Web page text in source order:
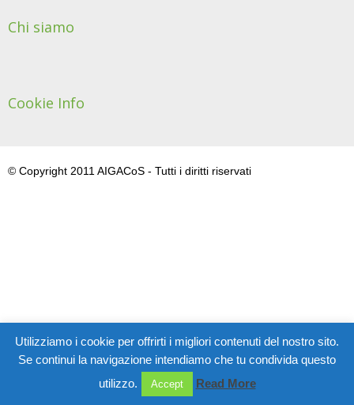
Chi siamo
Cookie Info
Utilizziamo i cookie per offrirti i migliori contenuti del nostro sito.
Se continui la navigazione intendiamo che tu condivida questo
utilizzo.
Accept Read More
© Copyright 2011 AIGACoS - Tutti i diritti riservati